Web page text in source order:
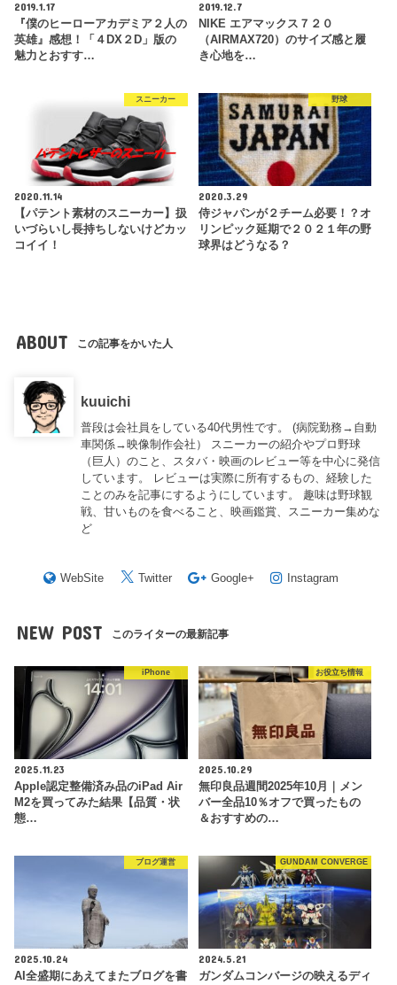
2019.1.17
『僕のヒーローアカデミア２人の
英雄』感想！「４DX２D」版の
魅力とおすす…
2019.12.7
NIKE エアマックス７２０
（AIRMAX720）のサイズ感と履
き心地を…
スニーカー
2020.11.14
【パテント素材のスニーカー】扱
いづらいし長持ちしないけどカッ
コイイ！
野球
2020.3.29
侍ジャパンが２チーム必要！？オ
リンピック延期で２０２１年の野
球界はどうなる？
ABOUT この記事をかいた人
kuuichi
普段は会社員をしている40代男性です。 (病院勤務→自動
車関係→映像制作会社） スニーカーの紹介やプロ野球
（巨人）のこと、スタバ・映画のレビュー等を中心に発信
しています。 レビューは実際に所有するもの、経験した
ことのみを記事にするようにしています。 趣味は野球観
戦、甘いものを食べること、映画鑑賞、スニーカー集めな
ど
WebSite Twitter Google+ Instagram
NEW POST このライターの最新記事
iPhone
2025.11.23
Apple認定整備済み品のiPad Air
M2を買ってみた結果【品質・状
態…
お役立ち情報
2025.10.29
無印良品週間2025年10月｜メン
バー全品10％オフで買ったもの
＆おすすめの…
ブログ運営
2025.10.24
AI全盛期にあえてまたブログを書
GUNDAM CONVERGE
2024.5.21
ガンダムコンバージの映えるディ